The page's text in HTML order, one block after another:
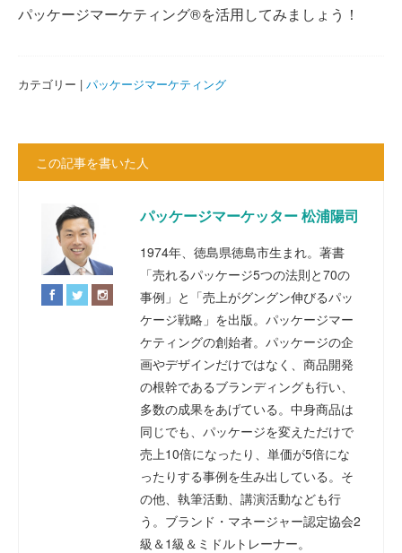
パッケージマーケティング®を活用してみましょう！
カテゴリー | パッケージマーケティング
この記事を書いた人
パッケージマーケッター 松浦陽司
1974年、徳島県徳島市生まれ。著書
「売れるパッケージ5つの法則と70の
事例」と「売上がグングン伸びるパッ
ケージ戦略」を出版。パッケージマー
ケティングの創始者。パッケージの企
画やデザインだけではなく、商品開発
の根幹であるブランディングも行い、
多数の成果をあげている。中身商品は
同じでも、パッケージを変えただけで
売上10倍になったり、単価が5倍にな
ったりする事例を生み出している。そ
の他、執筆活動、講演活動なども行
う。ブランド・マネージャー認定協会2
級＆1級＆ミドルトレーナー。